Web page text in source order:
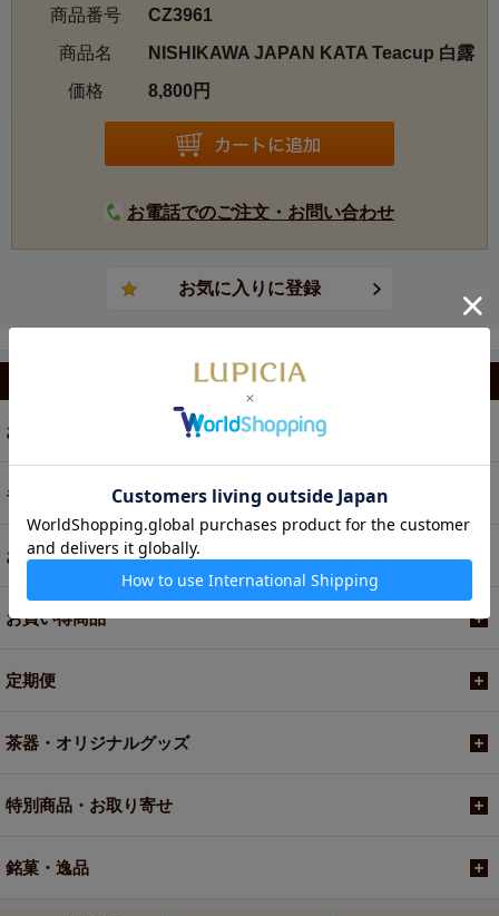
商品番号
CZ3961
商品名
NISHIKAWA JAPAN KATA Teacup 白露
価格
8,800円
お電話でのご注文・お問い合わせ
お茶
ギフト
お菓子・食品・飲料
お買い得商品
定期便
茶器・オリジナルグッズ
特別商品・お取り寄せ
銘菓・逸品